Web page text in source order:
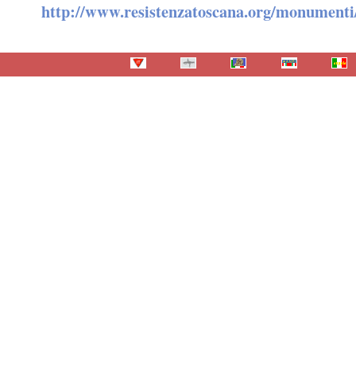
http://www.resistenzatoscana.org/